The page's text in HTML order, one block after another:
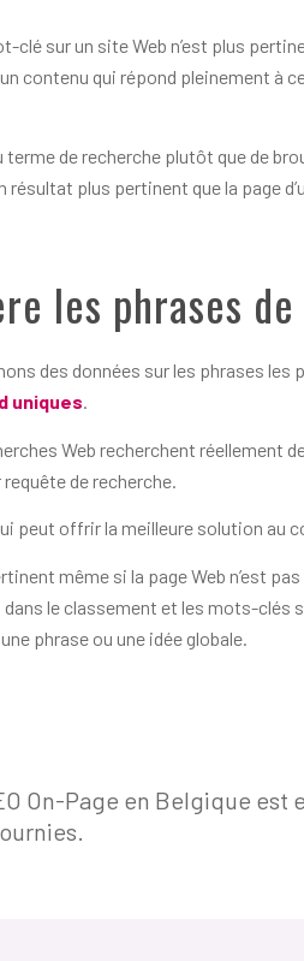
clé sur un site Web n’est plus
contenu qui répond pleinement à
de recherche plutôt que de
résultat plus pertinent que la page
les phrases
des données sur les phrases les
uniques.
Web recherchent réellement
de recherche.
peut offrir la meilleure solution au
même si la page Web n’est
le classement et les mots-clés
phrase ou une idée globale.
On-Page en Belgique est